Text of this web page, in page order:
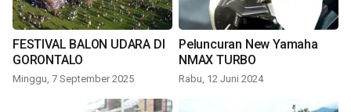
FESTIVAL BALON UDARA DI
GORONTALO
Minggu, 7 September 2025
Peluncuran New Yamaha
NMAX TURBO
Rabu, 12 Juni 2024